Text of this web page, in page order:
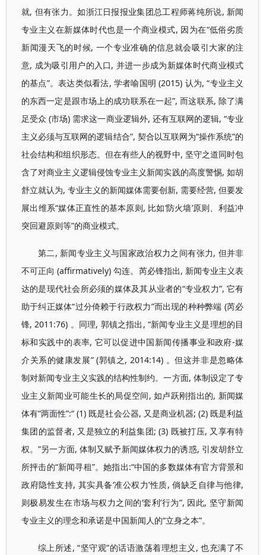
就, 但有张力。如浙江日报报业集团总工程师蒋纯所说, 新闻
专业主义在新媒体时代也是一个商业模式, 因为在“低俗劣质
新闻漫天飞的时候, 一个专业准确的信息就会吸引大家的注
意, 成为吸引用户的入口, 并进一步成为新媒体时代商业模式
的基点”。表达类似看法, 学者喻国明 (2015) 认为, “专业主义
的东西一定是跟市场上的成功联系在一起”, 而这联系, 除了满
足受众 (市场) 需求这一商业逻辑外, 还有互联网的逻辑, “专业
主义必须与互联网的逻辑结合”, 契合以互联网为“操作系统”的
社会结构和组织形态。但在有些人的视野中, 坚守之道同时包
含了对商业主义逻辑侵蚀专业主义新闻实践的高度警惕, 如胡
舒立就认为, 专业主义的新闻媒体需要创新, 需要经营, 但要发
展出维系“媒体正直性的基本原则, 比如‘防火墙’原则、利益冲
突回避原则等”的商业模式。
第二, 新闻专业主义与国家政治权力之间有张力, 但并非
不可正向 (affirmatively) 勾连。芮必锋指出, 新闻专业主义表
达的是现代社会所必须的媒体及其从业者的“专业权力”, 它有
助于纠正媒体“过分倚赖于行政权力”而出现的种种弊端 (芮必
锋, 2011:76) 。同理, 郭镇之指出, “新闻专业主义是理想的目
标和实践中的表率, 它可以促进中国新闻传播事业和政府-媒
介关系的健康发展” (郭镇之, 2014:14) 。但这并非是忽略体
制对新闻专业主义实践的结构性制约。一方面, 体制设定了专
业主义新闻业可能生长的局促空间, 如卢跃刚指出的, 新闻媒
体有“两面性”:“ (1) 既是社会公器, 又是商业机器; (2) 既是利益
集团的监督者, 又是独立的利益集团; (3) 既被打压, 又享有特
权。”另一方面, 体制又赋予新闻媒体权力的诱惑, 引发胡舒立
所抨击的“新闻寻租”。她指出:“中国的多数媒体有官方背景和
政府隐性支持, 其实具备‘准公权力’性质, 倘缺乏自律与他律,
则极易发生在市场与权力之间的‘套利’行为”, 因此, 坚守新闻
专业主义的理念和承诺是中国新闻人的“立身之本”。
综上所述, “坚守观”的话语激荡着理想主义, 也充满了不